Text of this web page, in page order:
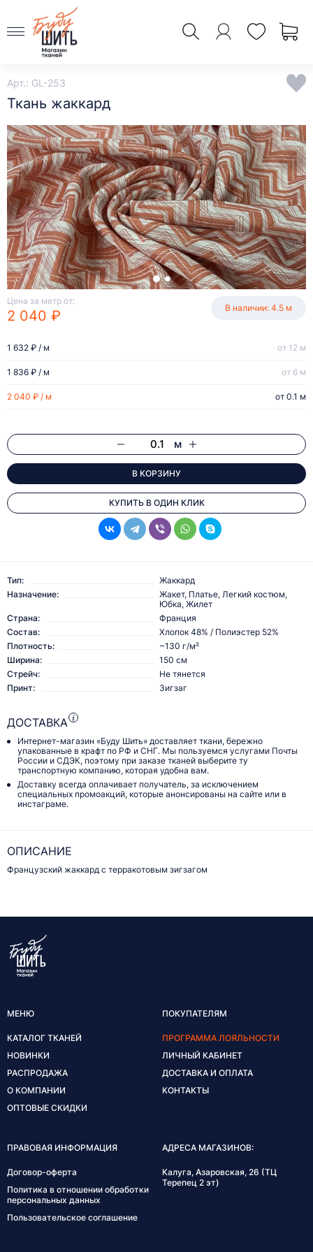
Арт.: GL-253
Ткань жаккард
Цена за метр от:
2 040 ₽ В наличии: 4.5 м
2 040 ₽ / м от 0.1 м
1 836 ₽ / м от 6 м
1 632 ₽ / м от 12 м
м
В КОРЗИНУ
КУПИТЬ В ОДИН КЛИК
Тип:
Жаккард
Назначение:
Жакет, Платье, Легкий костюм,
Юбка, Жилет
Страна:
Франция
Состав:
Хлопок 48% / Полиэстер 52%
Плотность:
~130 г/м²
Ширина:
150 см
Стрейч:
Не тянется
Принт:
Зигзаг
ДОСТАВКА
Интернет-магазин «Буду Шить» доставляет ткани, бережно
упакованные в крафт по РФ и СНГ. Мы пользуемся услугами Почты
России и СДЭК, поэтому при заказе тканей выберите ту
транспортную компанию, которая удобна вам.
Доставку всегда оплачивает получатель, за исключением
специальных промоакций, которые анонсированы на сайте или в
инстаграме.
ОПИСАНИЕ
Французский жаккард с терракотовым зигзагом
МЕНЮ
КАТАЛОГ ТКАНЕЙ
НОВИНКИ
РАСПРОДАЖА
О КОМПАНИИ
ОПТОВЫЕ СКИДКИ
ПОКУПАТЕЛЯМ
ПРОГРАММА ЛОЯЛЬНОСТИ
ЛИЧНЫЙ КАБИНЕТ
ДОСТАВКА И ОПЛАТА
КОНТАКТЫ
ПРАВОВАЯ ИНФОРМАЦИЯ
Договор-оферта
Политика в отношении обработки
персональных данных
Пользовательское соглашение
АДРЕСА МАГАЗИНОВ:
Калуга, Азаровская, 26 (ТЦ
Терепец 2 эт)